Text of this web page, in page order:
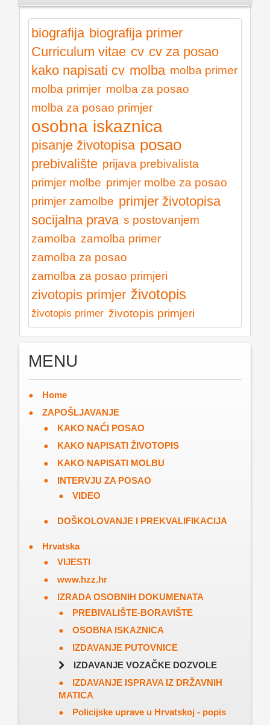
biografija biografija primer
Curriculum vitae cv cv za posao
kako napisati cv molba molba primer
molba primjer molba za posao
molba za posao primjer
osobna iskaznica
pisanje životopisa posao
prebivalište prijava prebivalista
primjer molbe primjer molbe za posao
primjer zamolbe primjer životopisa
socijalna prava s postovanjem
zamolba zamolba primer
zamolba za posao
zamolba za posao primjeri
zivotopis primjer životopis
životopis primer životopis primjeri
MENU
Home
ZAPOŠLJAVANJE
KAKO NAĆI POSAO
KAKO NAPISATI ŽIVOTOPIS
KAKO NAPISATI MOLBU
INTERVJU ZA POSAO
VIDEO
DOŠKOLOVANJE I PREKVALIFIKACIJA
Hrvatska
VIJESTI
www.hzz.hr
IZRADA OSOBNIH DOKUMENATA
PREBIVALIŠTE-BORAVIŠTE
OSOBNA ISKAZNICA
IZDAVANJE PUTOVNICE
IZDAVANJE VOZAČKE DOZVOLE
IZDAVANJE ISPRAVA IZ DRŽAVNIH
MATICA
Policijske uprave u Hrvatskoj - popis